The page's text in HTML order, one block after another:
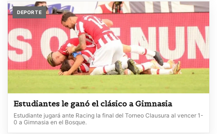
DEPORTE
Estudiantes le ganó el clásico a Gimnasia
Estudiante jugará ante Racing la final del Torneo Clausura al vencer 1-
0 a Gimnasia en el Bosque.